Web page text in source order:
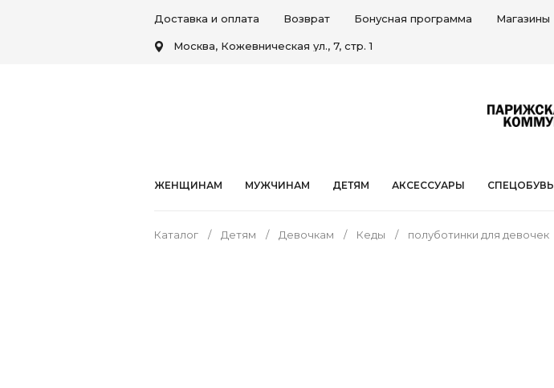
Доставка и оплата Возврат Бонусная программа Магазины
Москва, Кожевническая ул., 7, стр. 1
ЖЕНЩИНАМ МУЖЧИНАМ ДЕТЯМ АКСЕССУАРЫ СПЕЦОБУВЬ
Каталог Детям Девочкам Кеды полуботинки для девочек